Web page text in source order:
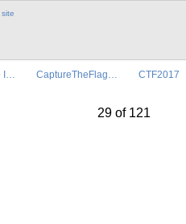
I… CaptureTheFlag… CTF2017
29 of 121